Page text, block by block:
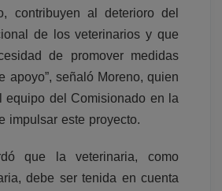
contribuyen al deterioro del
de los veterinarios y que
de promover medidas
apoyo”, señaló Moreno, quien
equipo del Comisionado en la
impulsar este proyecto.
que la veterinaria, como
debe ser tenida en cuenta